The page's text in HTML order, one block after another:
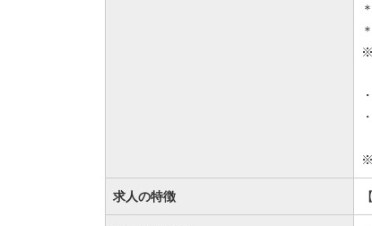
求人の特徴